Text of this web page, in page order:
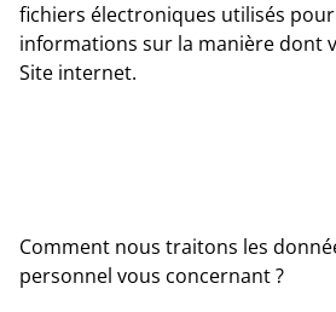
fichiers électroniques utilisés
informations sur la manière dont
Site internet.
Comment nous traitons les
personnel vous concernant ?